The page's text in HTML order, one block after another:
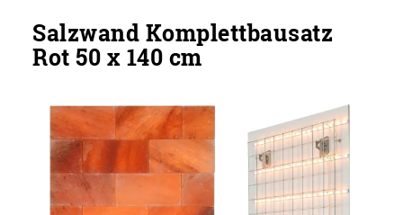
Salzwand Komplettbausatz
Rot 50 x 140 cm